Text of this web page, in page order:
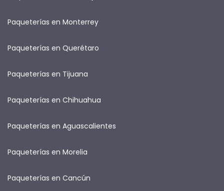
Paqueterías en Monterrey
Paqueterías en Querétaro
Paqueterías en Tijuana
Paqueterías en Chihuahua
Paqueterías en Aguascalientes
Paqueterías en Morelia
Paqueterías en Cancún